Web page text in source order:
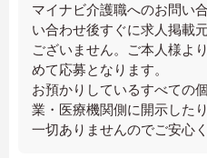
マイナビ介護職へのお問い
い合わせ後すぐに求人掲載
ございません。ご本人様よ
めて応募となります。
お預かりしているすべての
業・医療機関側に開示した
一切ありませんのでご安心く